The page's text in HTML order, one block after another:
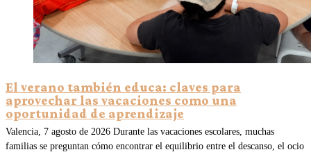
El verano también educa: claves para
aprovechar las vacaciones como una
oportunidad de aprendizaje
Valencia, 7 agosto de 2026 Durante las vacaciones escolares, muchas
familias se preguntan cómo encontrar el equilibrio entre el descanso, el ocio